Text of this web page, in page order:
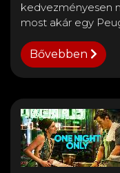
kedvezményesen
most akár egy
Bővebben